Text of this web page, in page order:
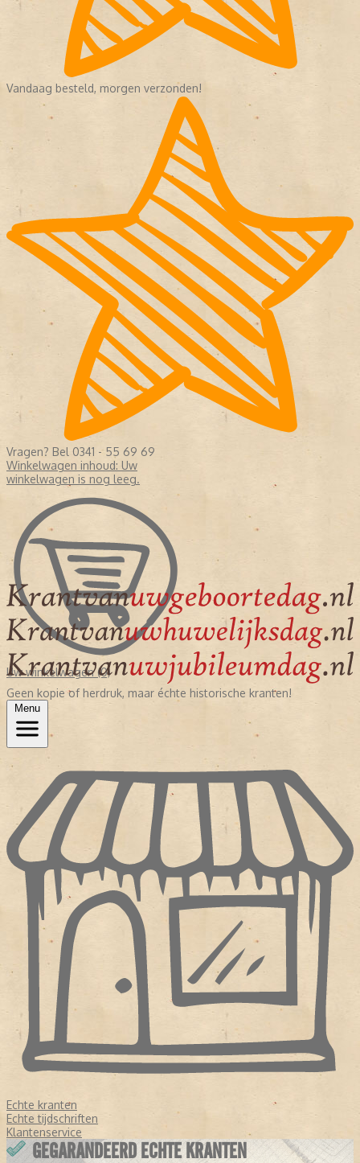
Vandaag besteld, morgen verzonden!
Vragen? Bel 0341 - 55 69 69
Winkelwagen inhoud: Uw
winkelwagen is nog leeg.
Uw winkelwagen (0)
Geen kopie of herdruk, maar échte historische kranten!
Menu
Echte kranten
Echte tijdschriften
Klantenservice
GEGARANDEERD ECHTE KRANTEN